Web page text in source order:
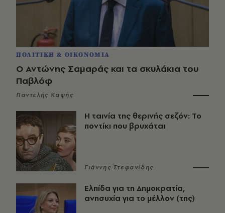
ΠΟΛΙΤΙΚΗ & ΟΙΚΟΝΟΜΙΑ
Ο Αντώνης Σαμαράς και τα σκυλάκια του
Παβλόφ
Παντελής Καψής
Η ταινία της θερινής σεζόν: Το
ποντίκι που βρυχάται
Γιάννης Στεφανίδης
Ελπίδα για τη Δημοκρατία,
ανησυχία για το μέλλον (της)